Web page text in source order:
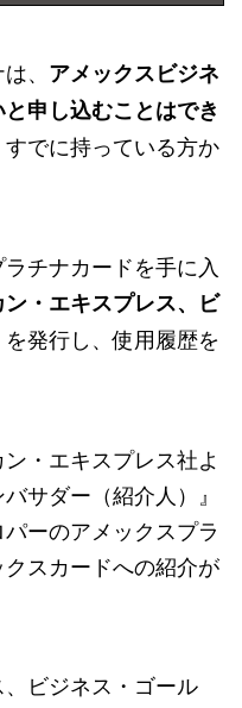
、 アメックスビジネ
申し込むことはでき
すでに持っている方か
チナカードを手に入
・エキスプレス、ビ
を発行し、使用履歴を
・エキスプレス社よ
サダー（紹介人）』
ーのアメックスプラ
スカードへの紹介が
、ビジネス・ゴール